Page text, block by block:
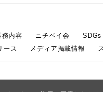
務内容 ニチベイ会 SDGs
ース メディア掲載情報